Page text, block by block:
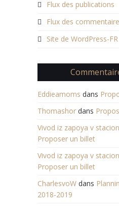
Flux des publications
Flux des
Site de WordPress-FR
Eddieamoms dans
Thomashor dans
Vivod iz zapoya v
Proposer un billet
Vivod iz zapoya v
Proposer un billet
CharlesvoW dans
2018-2019